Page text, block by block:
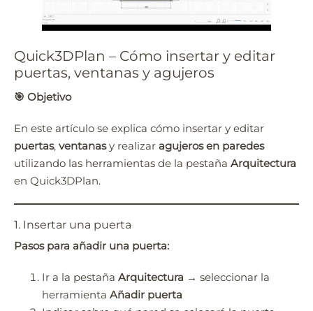
Quick3DPlan – Cómo insertar y editar
puertas, ventanas y agujeros
🎯 Objetivo
En este artículo se explica cómo insertar y editar
puertas, ventanasy realizar agujeros en paredes
utilizando las herramientas de la pestaña Arquitectura
en Quick3DPlan.
1. Insertar una puerta
Pasos para añadir una puerta:
Ir a la pestaña Arquitectura → seleccionar la
herramienta Añadir puerta
Quick3DPlan Chat IA
Hello! How can I assist you today?